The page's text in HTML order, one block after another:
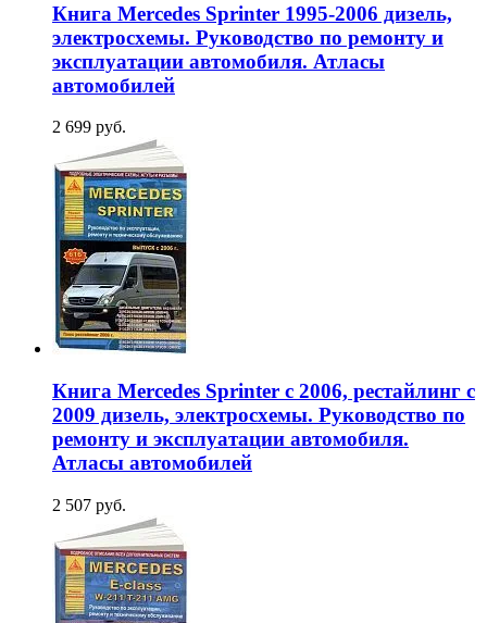
Книга Mercedes Sprinter 1995-2006 дизель,
электросхемы. Руководство по ремонту и
эксплуатации автомобиля. Атласы
автомобилей
2 699 руб.
Книга Mercedes Sprinter с 2006, рестайлинг с
2009 дизель, электросхемы. Руководство по
ремонту и эксплуатации автомобиля.
Атласы автомобилей
2 507 руб.